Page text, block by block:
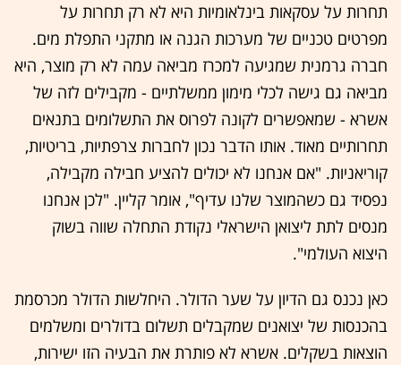
תחרות על עסקאות בינלאומיות היא לא רק תחרות על
מפרטים טכניים של מערכות הגנה או מתקני התפלת מים.
חברה גרמנית שמגיעה למכרז מביאה עמה לא רק מוצר, היא
מביאה גם גישה לכלי מימון ממשלתיים - מקבילים לזה של
אשרא - שמאפשרים לקונה לפרוס את התשלומים בתנאים
תחרותיים מאוד. אותו הדבר נכון לחברות צרפתיות, בריטיות,
קוריאניות. "אם אנחנו לא יכולים להציע חבילה מקבילה,
נפסיד גם כשהמוצר שלנו עדיף", אומר קליין. "לכן אנחנו
מנסים לתת ליצואן הישראלי נקודת התחלה שווה בשוק
היצוא העולמי".
כאן נכנס גם הדיון על שער הדולר. היחלשות הדולר מכרסמת
בהכנסות של יצואנים שמקבלים תשלום בדולרים ומשלמים
הוצאות בשקלים. אשרא לא פותרת את הבעיה הזו ישירות,